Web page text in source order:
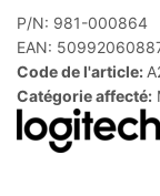
P/N: 981-000864
EAN:
Code de l'article:
Catégorie affecté: